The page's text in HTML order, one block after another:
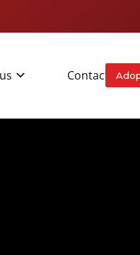
Contact